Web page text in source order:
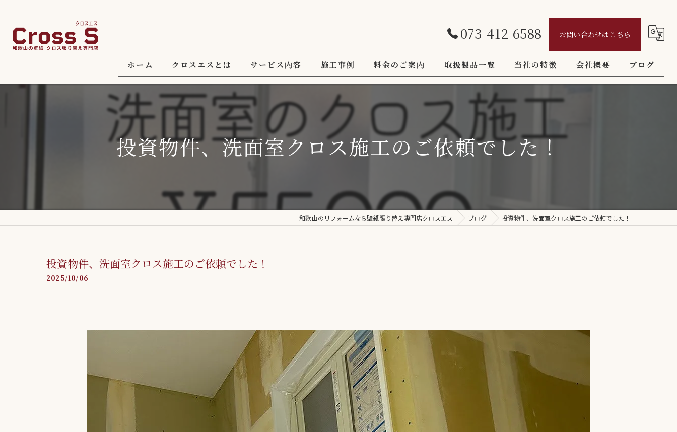
073-412-6588 お問い合わせはこちら
ホーム クロスエスとは サービス内容 施工事例 料金のご案内 取扱製品一覧 当社の特徴
壁紙
インテリア
会社概要 ブログ
投資物件、洗面室クロス施工のご依頼でした！
和歌山のリフォームなら壁紙張り替え専門店クロスエス ブログ 投資物件、洗面室クロス施工のご依頼でした！
投資物件、洗面室クロス施工のご依頼でした！
2025/10/06